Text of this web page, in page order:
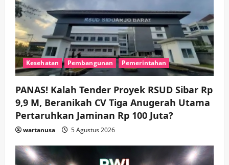
Kesehatan Pembangunan Pemerintahan
PANAS! Kalah Tender Proyek RSUD Sibar Rp
9,9 M, Beranikah CV Tiga Anugerah Utama
Pertaruhkan Jaminan Rp 100 Juta?
wartanusa 5 Agustus 2026